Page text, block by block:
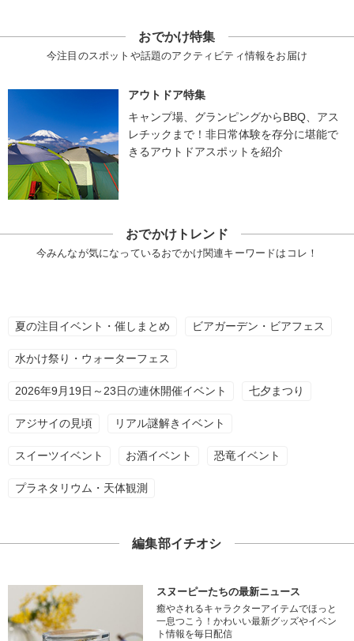
おでかけ特集
今注目のスポットや話題のアクティビティ情報をお届け
アウトドア特集
キャンプ場、グランピングからBBQ、アス
レチックまで！非日常体験を存分に堪能で
きるアウトドアスポットを紹介
おでかけトレンド
今みんなが気になっているおでかけ関連キーワードはコレ！
夏の注目イベント・催しまとめ ビアガーデン・ビアフェス
水かけ祭り・ウォーターフェス
2026年9月19日～23日の連休開催イベント 七夕まつり
アジサイの見頃 リアル謎解きイベント
スイーツイベント お酒イベント 恐竜イベント
プラネタリウム・天体観測
編集部イチオシ
スヌーピーたちの最新ニュース
癒やされるキャラクターアイテムでほっと
一息つこう！かわいい最新グッズやイベン
ト情報を毎日配信